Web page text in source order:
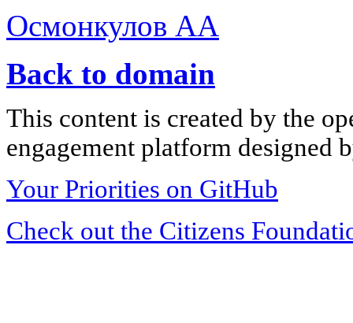
Осмонкулов АА
Back to domain
This content is created by the
engagement platform designed
Your Priorities on GitHub
Check out the Citizens